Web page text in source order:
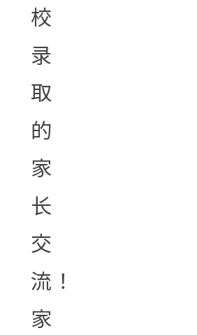
校
录
取
的
家
长
交
流！
家